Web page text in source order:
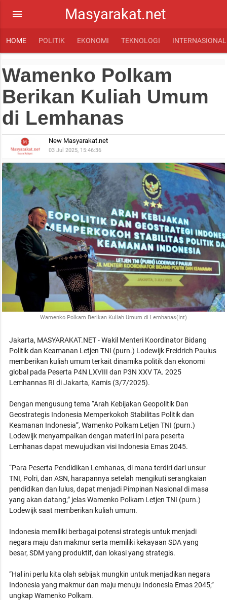
Masyarakat.net
menu
HOME POLITIK EKONOMI TEKNOLOGI INTERNASIONAL
Wamenko Polkam
Berikan Kuliah Umum
di Lemhanas
New Masyarakat.net
03 Jul 2025, 15:46:36
Wamenko Polkam Berikan Kuliah Umum di Lemhanas(Int)
Jakarta, MASYARAKAT.NET - Wakil Menteri Koordinator Bidang
Politik dan Keamanan Letjen TNI (purn.) Lodewijk Freidrich Paulus
memberikan kuliah umum terkait dinamika politik dan ekonomi
global pada Peserta P4N LXVIII dan P3N XXV TA. 2025
Lemhannas RI di Jakarta, Kamis (3/7/2025).
Dengan mengusung tema “Arah Kebijakan Geopolitik Dan
Geostrategis Indonesia Memperkokoh Stabilitas Politik dan
Keamanan Indonesia”, Wamenko Polkam Letjen TNI (purn.)
Lodewijk menyampaikan dengan materi ini para peserta
Lemhanas dapat mewujudkan visi Indonesia Emas 2045.
“Para Peserta Pendidikan Lemhanas, di mana terdiri dari unsur
TNI, Polri, dan ASN, harapannya setelah mengikuti serangkaian
pendidikan dan lulus, dapat menjadi Pimpinan Nasional di masa
yang akan datang,” jelas Wamenko Polkam Letjen TNI (purn.)
Lodewijk saat memberikan kuliah umum.
Indonesia memiliki berbagai potensi strategis untuk menjadi
negara maju dan makmur serta memiliki kekayaan SDA yang
besar, SDM yang produktif, dan lokasi yang strategis.
“Hal ini perlu kita olah sebijak mungkin untuk menjadikan negara
Indonesia yang makmur dan maju menuju Indonesia Emas 2045,”
ungkap Wamenko Polkam.